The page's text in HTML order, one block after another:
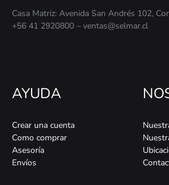
Casa Matriz: Avenida San Andrés 102,
+56 41 2920800 – ventas@selmar.cl
AYUDA
Crear una cuenta
Como comprar
Asesoría
Envíos